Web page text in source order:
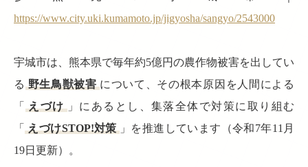
https://www.city.uki.kumamoto.jp/jigyosha/sangyo/2543000
宇城市は、熊本県で毎年約5億円の農作物被害を出してい
る 野生鳥獣被害 について、その根本原因を人間による
「 えづけ 」にあるとし、集落全体で対策に取り組む
「 えづけSTOP!対策 」を推進しています（令和7年11月
19日更新）。